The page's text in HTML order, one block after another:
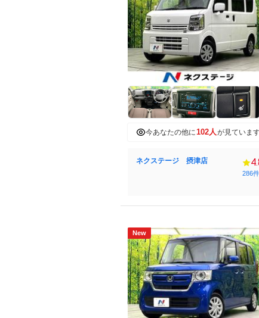
今あなたの他に 102人 が見ていま
ネクステージ 摂津店
286件
New